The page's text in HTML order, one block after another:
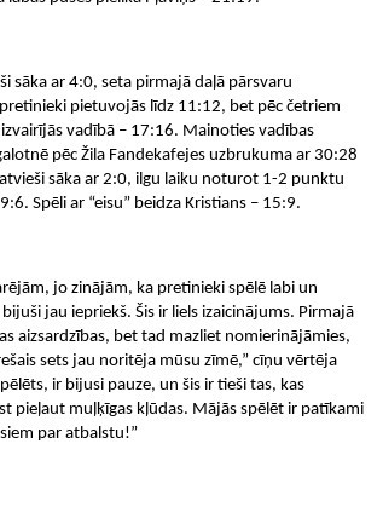
ar 4:0, seta pirmajā daļā pārsvaru
pietuvojās līdz 11:12, bet pēc četriem
vadībā – 17:16. Mainoties vadības
pēc Žila Fandekafejes uzbrukuma ar 30:28
sāka ar 2:0, ilgu laiku noturot 1-2 punktu
Spēli ar “eisu” beidza Kristians – 15:9.
jo zinājām, ka pretinieki spēlē labi un
jau iepriekš. Šis ir liels izaicinājums. Pirmajā
aizsardzības, bet tad mazliet nomierinājāmies,
sets jau noritēja mūsu zīmē,” cīņu vērtēja
ir bijusi pauze, un šis ir tieši tas, kas
pieļaut muļķīgas kļūdas. Mājās spēlēt ir patīkami
par atbalstu!”